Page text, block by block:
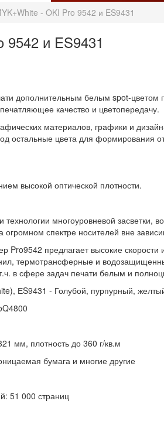
- OKI Pro 9542 и ES9431
и ES9431
дополнительным белым spot-цветом
качество и цветопередачу.
материалов, графики и
остальные цвета для формирования
высокой оптической плотности.
многоуровневой засветки,
спектре носителей вне
Pro9542 предлагает высокие
термотрансферные и
в сфере задач печати белым и
ЕS9431 - Голубой, пурпурный,
мм, плотность до 360 г/кв.м
бумага и многие другие
51 000 страниц